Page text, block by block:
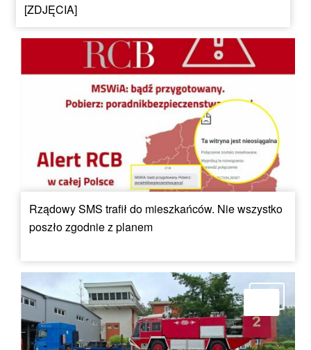
[ZDJĘCIA]
Rządowy SMS trafił do mieszkańców. Nie wszystko
poszło zgodnie z planem